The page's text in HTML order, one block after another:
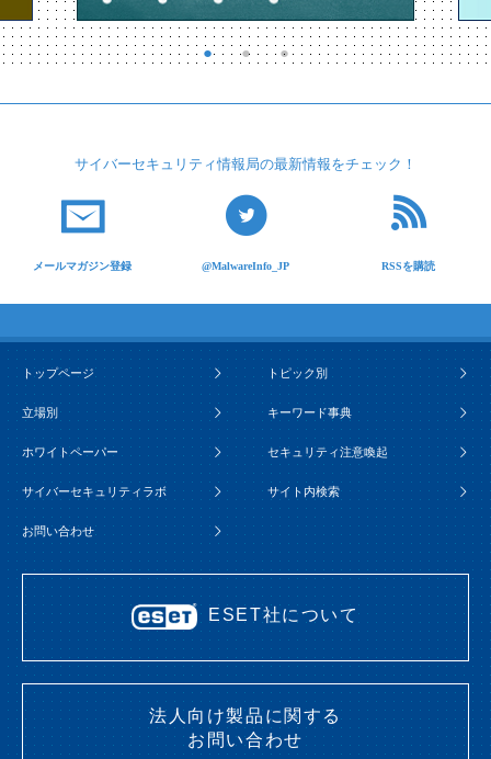
サイバーセキュリティ情報局の最新情報をチェック！
メールマガジン登録 @MalwareInfo_JP RSSを購読
トップページ トピック別
立場別 キーワード事典
ホワイトペーパー セキュリティ注意喚起
サイバーセキュリティラボ サイト内検索
お問い合わせ
ESET社について
法人向け製品に関する
お問い合わせ